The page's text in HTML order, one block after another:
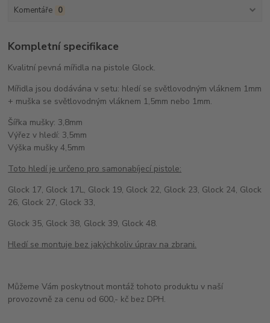
Komentáře 0
Kompletní specifikace
Kvalitní pevná mířidla na pistole Glock.
Mířidla jsou dodávána v setu: hledí se světlovodným vláknem 1mm
+ muška se světlovodným vláknem 1,5mm nebo 1mm.
Šířka mušky: 3,8mm
Výřez v hledí: 3,5mm
Výška mušky 4,5mm
Toto hledí je určeno pro samonabíjecí pistole:
Glock 17, Glock 17L, Glock 19, Glock 22, Glock 23, Glock 24, Glock
26, Glock 27, Glock 33,
Glock 35, Glock 38, Glock 39, Glock 48.
Hledí se montuje bez jakýchkoliv úprav na zbrani.
Můžeme Vám poskytnout montáž tohoto produktu v naší
provozovně za cenu od 600,- kč bez DPH.